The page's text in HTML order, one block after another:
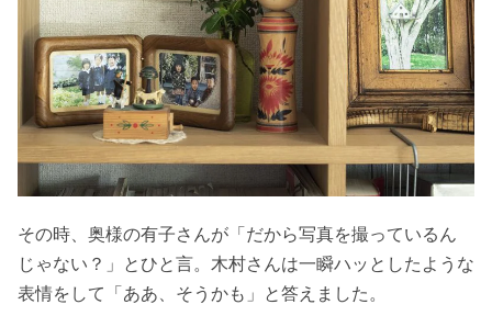
その時、奥様の有子さんが「だから写真を撮っているん
じゃない？」とひと言。木村さんは一瞬ハッとしたような
表情をして「ああ、そうかも」と答えました。